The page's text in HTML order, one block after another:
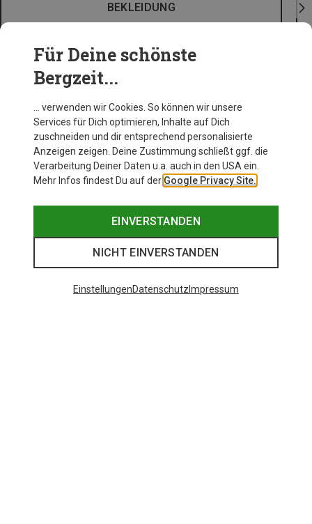
BEKLEIDUNG
Für Deine schönste
Bergzeit...
… verwenden wir Cookies. So können wir unsere
Services für Dich optimieren, Inhalte auf Dich
zuschneiden und dir entsprechend personalisierte
Anzeigen zeigen. Deine Zustimmung schließt ggf. die
Verarbeitung Deiner Daten u.a. auch in den USA ein.
Mehr Infos findest Du auf der Google Privacy Site.
EINVERSTANDEN
NICHT EINVERSTANDEN
EinstellungenDatenschutz Impressum